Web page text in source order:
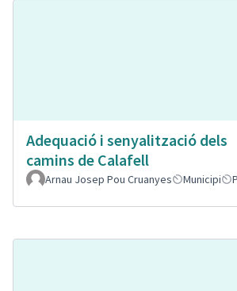
Adequació i senyalització dels
camins de Calafell
Arnau Josep Pou Cruanyes Municipi